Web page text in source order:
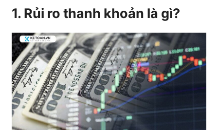
thanh toán
4. Các dấu hiệu nhận biết rủi ro thanh khoản trong
doanh nghiệp
5. Các nguyên nhân dẫn đến rủi ro thanh khoản
6. Ví dụ thực tế về rủi ro thanh khoản trong ngân
hàng
1. Rủi ro thanh khoản là gì?